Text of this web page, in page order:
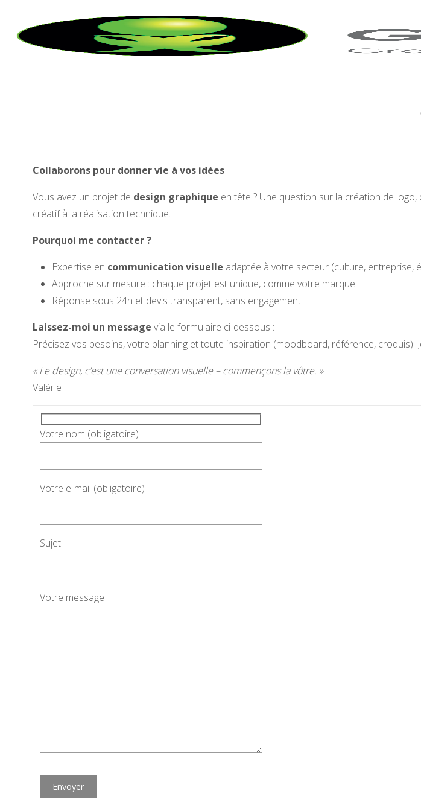
content
Collaborons pour donner vie à vos idées
Vous avez un projet de design graphique en tête ? Une question sur la création de logo,
créatif à la réalisation technique.
Pourquoi me contacter ?
Expertise en communication visuelle adaptée à votre secteur (culture, entreprise,
Approche sur mesure : chaque projet est unique, comme votre marque.
Réponse sous 24h et devis transparent, sans engagement.
Laissez-moi un message via le formulaire ci-dessous :
Précisez vos besoins, votre planning et toute inspiration (moodboard, référence,
« Le design, c’est une conversation visuelle – commençons la vôtre. »
Valérie
Votre nom (obligatoire)
Votre e-mail (obligatoire)
Sujet
Votre message